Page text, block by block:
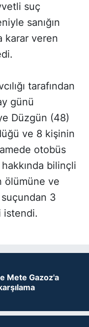
suç
sanığın
karar veren
tarafından
günü
Düzgün (48)
ve 8 kişinin
otobüs
bilinçli
ölümüne ve
3
istendi.
Mete Gazoz'a